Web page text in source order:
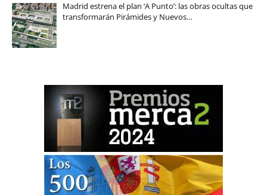
Madrid estrena el plan ‘A Punto’: las obras ocultas que
transformarán Pirámides y Nuevos…